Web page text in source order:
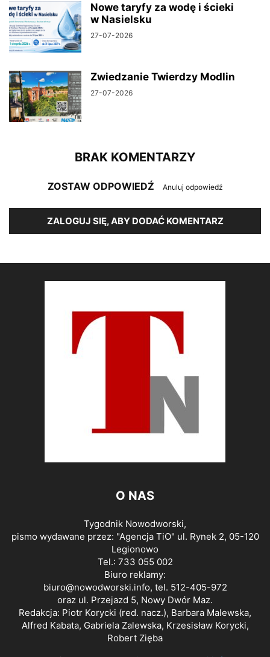
Nowe taryfy za wodę i ścieki
w Nasielsku
27-07-2026
Zwiedzanie Twierdzy Modlin
27-07-2026
BRAK KOMENTARZY
ZOSTAW ODPOWIEDŹ Anuluj odpowiedź
ZALOGUJ SIĘ, ABY DODAĆ KOMENTARZ
O NAS
Tygodnik Nowodworski,
pismo wydawane przez: "Agencja TiO" ul. Rynek 2, 05-120
Legionowo
Tel.: 733 055 002
Biuro reklamy:
biuro@nowodworski.info, tel. 512-405-972
oraz ul. Przejazd 5, Nowy Dwór Maz.
Redakcja: Piotr Korycki (red. nacz.), Barbara Malewska,
Alfred Kabata, Gabriela Zalewska, Krzesisław Korycki,
Robert Zięba